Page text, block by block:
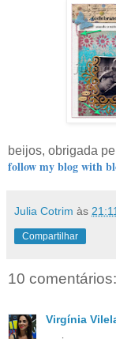
beijos, obrigada
follow my blog with
Julia Cotrim às 21:11
Compartilhar
10 comentários:
Virgínia